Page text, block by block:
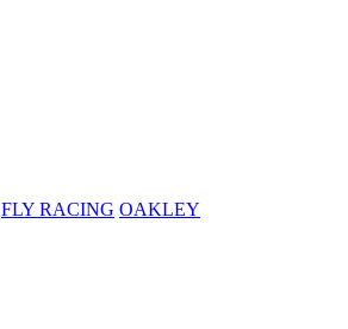
FLY RACING OAKLEY